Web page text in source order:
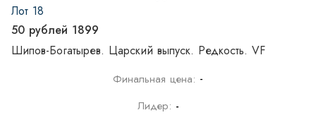
Лот 18
50 рублей 1899
Шипов-Богатырев. Царский выпуск. Редкость. VF
Финальная цена: -
Лидер: -